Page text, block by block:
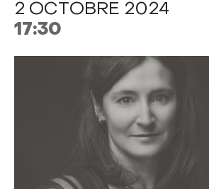
2 OCTOBRE 2024
17:30